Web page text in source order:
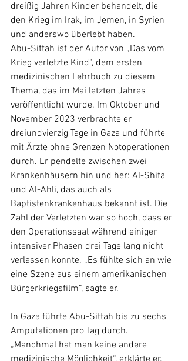
dreißig Jahren Kinder behandelt, die
den Krieg im Irak, im Jemen, in Syrien
und anderswo überlebt haben.
Abu-Sittah ist der Autor von „Das vom
Krieg verletzte Kind“, dem ersten
medizinischen Lehrbuch zu diesem
Thema, das im Mai letzten Jahres
veröffentlicht wurde. Im Oktober und
November 2023 verbrachte er
dreiundvierzig Tage in Gaza und führte
mit Ärzte ohne Grenzen Notoperationen
durch. Er pendelte zwischen zwei
Krankenhäusern hin und her: Al-Shifa
und Al-Ahli, das auch als
Baptistenkrankenhaus bekannt ist. Die
Zahl der Verletzten war so hoch, dass er
den Operationssaal während einiger
intensiver Phasen drei Tage lang nicht
verlassen konnte. „Es fühlte sich an wie
eine Szene aus einem amerikanischen
Bürgerkriegsfilm“, sagte er.
In Gaza führte Abu-Sittah bis zu sechs
Amputationen pro Tag durch.
„Manchmal hat man keine andere